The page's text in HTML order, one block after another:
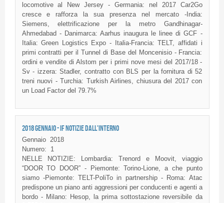
locomotive al New Jersey - Germania: nel 2017 Car2Go
cresce e rafforza la sua presenza nel mercato -India:
Siemens, elettrificazione per la metro Gandhinagar-
Ahmedabad - Danimarca: Aarhus inaugura le linee di GCF -
Italia: Green Logistics Expo - Italia-Francia: TELT, affidati i
primi contratti per il Tunnel di Base del Moncenisio - Francia:
ordini e vendite di Alstom per i primi nove mesi del 2017/18 -
Sv - izzera: Stadler, contratto con BLS per la fornitura di 52
treni nuovi - Turchia: Turkish Airlines, chiusura del 2017 con
un Load Factor del 79.7%
2018 GENNAIO - IF NOTIZIE DALL'INTERNO
Gennaio 2018
Numero:
1
NELLE NOTIZIE: Lombardia: Trenord e Moovit, viaggio
“DOOR TO DOOR” - Piemonte: Torino-Lione, a che punto
siamo -Piemonte: TELT-PoliTo in partnership - Roma: Atac
predispone un piano anti aggressioni per conducenti e agenti a
bordo - Milano: Hesop, la prima sottostazione reversibile da